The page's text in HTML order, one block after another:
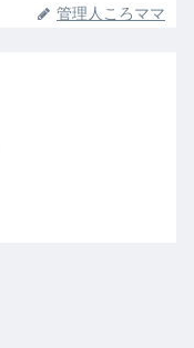
管理人ころママ